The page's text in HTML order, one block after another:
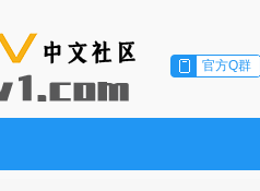
官方Q群